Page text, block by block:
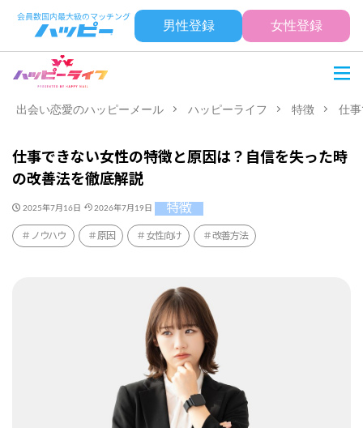
男性登録 女性登録
出会い恋愛のハッピーメール ハッピーライフ 特徴 仕
仕事できない女性の特徴と原因は？自信を失った時
の改善法を徹底解説
2025年7月16日 2026年7月19日 特徴
ノウハウ 原因 女性向け 改善方法